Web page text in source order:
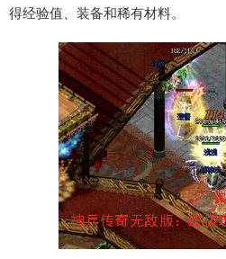
得经验值、装备和稀有材料。